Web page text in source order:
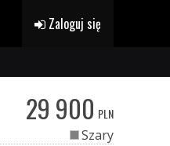
Zaloguj się
29 900 PLN
Szary